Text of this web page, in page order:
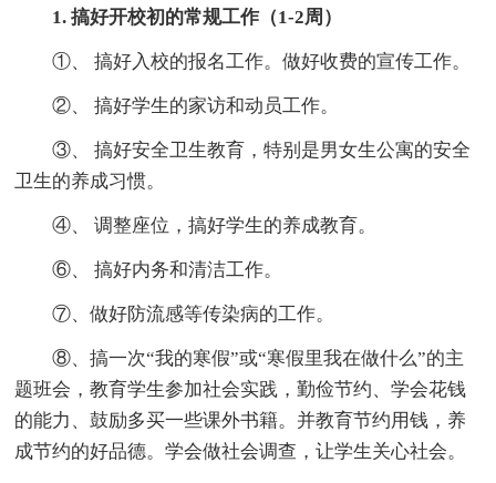
1. 搞好开校初的常规工作（1-2周）
①、 搞好入校的报名工作。做好收费的宣传工作。
②、 搞好学生的家访和动员工作。
③、 搞好安全卫生教育，特别是男女生公寓的安全
卫生的养成习惯。
④、 调整座位，搞好学生的养成教育。
⑥、 搞好内务和清洁工作。
⑦、做好防流感等传染病的工作。
⑧、搞一次“我的寒假”或“寒假里我在做什么”的主
题班会，教育学生参加社会实践，勤俭节约、学会花钱
的能力、鼓励多买一些课外书籍。并教育节约用钱，养
成节约的好品德。学会做社会调查，让学生关心社会。